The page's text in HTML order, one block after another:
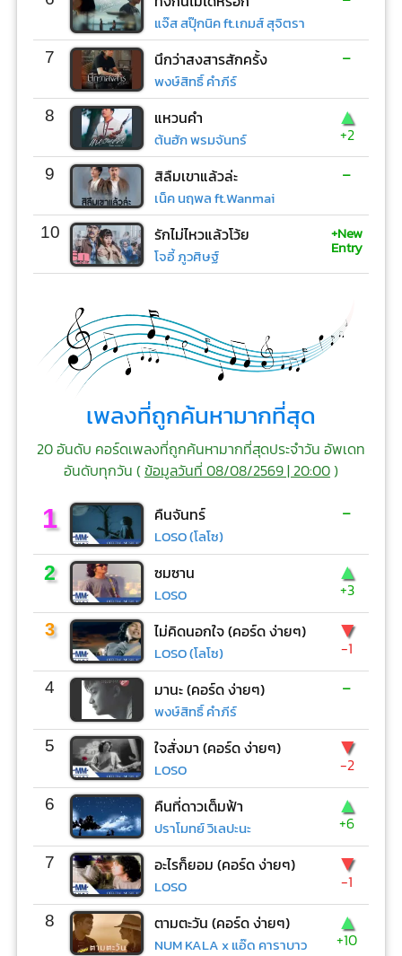
แจ๊ส สปุ๊กนิค ft.เกมส์ สุจิตรา
7 นึกว่าสงสารสักครั้ง
พงษ์สิทธิ์ คำภีร์
-
8 แหวนคำ
ต้นฮัก พรมจันทร์
▲
+2
9 สิลืมเขาแล้วล่ะ
เน็ค นฤพล ft.Wanmai
-
10 รักไม่ไหวแล้วโว้ย
โจอี้ ภูวศิษฐ์
+New
Entry
เพลงที่ถูกค้นหามากที่สุด
20 อันดับ คอร์ดเพลงที่ถูกค้นหามากที่สุดประจำวัน อัพเดท
อันดับทุกวัน (ข้อมูลวันที่ 08/08/2569 | 20:00)
1 คืนจันทร์
LOSO (โลโซ)
-
2 ซมซาน
LOSO
▲
+3
3 ไม่คิดนอกใจ (คอร์ด ง่ายๆ)
LOSO (โลโซ)
▼
-1
4 มานะ (คอร์ด ง่ายๆ)
พงษ์สิทธิ์ คำภีร์
-
5 ใจสั่งมา (คอร์ด ง่ายๆ)
LOSO
▼
-2
6 คืนที่ดาวเต็มฟ้า
ปราโมทย์ วิเลปะนะ
▲
+6
7 อะไรก็ยอม (คอร์ด ง่ายๆ)
LOSO
▼
-1
8 ตามตะวัน (คอร์ด ง่ายๆ)
NUM KALA x แอ๊ด คาราบาว
▲
+10